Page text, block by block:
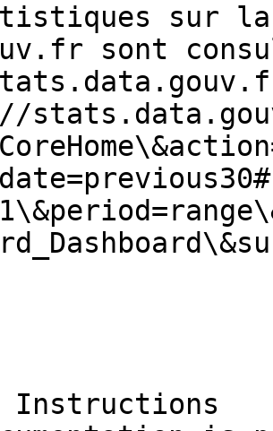
sur
sont
Instructions